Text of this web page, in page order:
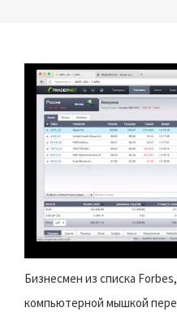
Бизнесмен из списка
компьютерной мышкой